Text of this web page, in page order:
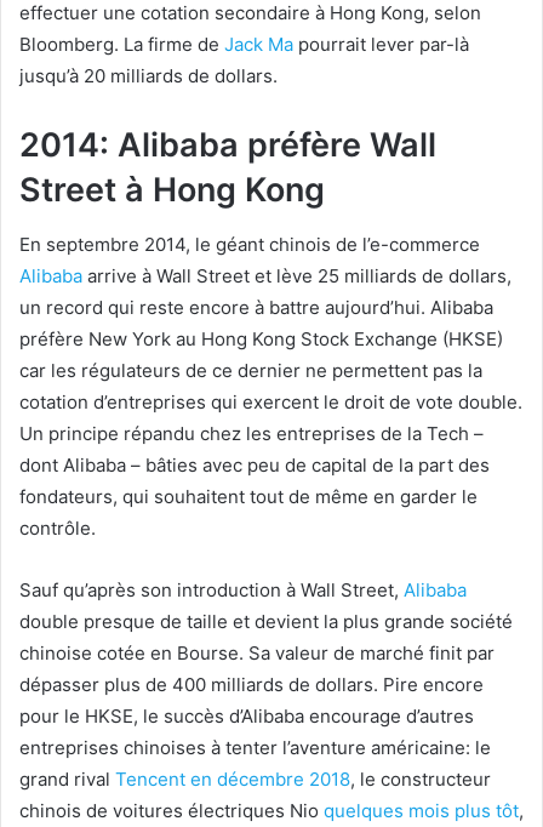
effectuer une cotation secondaire à Hong Kong, selon
Bloomberg. La firme de Jack Ma pourrait lever par-là
jusqu’à 20 milliards de dollars.
2014: Alibaba préfère Wall
Street à Hong Kong
En septembre 2014, le géant chinois de l’e-commerce
Alibaba arrive à Wall Street et lève 25 milliards de dollars,
un record qui reste encore à battre aujourd’hui. Alibaba
préfère New York au Hong Kong Stock Exchange (HKSE)
car les régulateurs de ce dernier ne permettent pas la
cotation d’entreprises qui exercent le droit de vote double.
Un principe répandu chez les entreprises de la Tech –
dont Alibaba – bâties avec peu de capital de la part des
fondateurs, qui souhaitent tout de même en garder le
contrôle.
Sauf qu’après son introduction à Wall Street, Alibaba
double presque de taille et devient la plus grande société
chinoise cotée en Bourse. Sa valeur de marché finit par
dépasser plus de 400 milliards de dollars. Pire encore
pour le HKSE, le succès d’Alibaba encourage d’autres
entreprises chinoises à tenter l’aventure américaine: le
grand rival Tencent en décembre 2018, le constructeur
chinois de voitures électriques Nio quelques mois plus tôt,